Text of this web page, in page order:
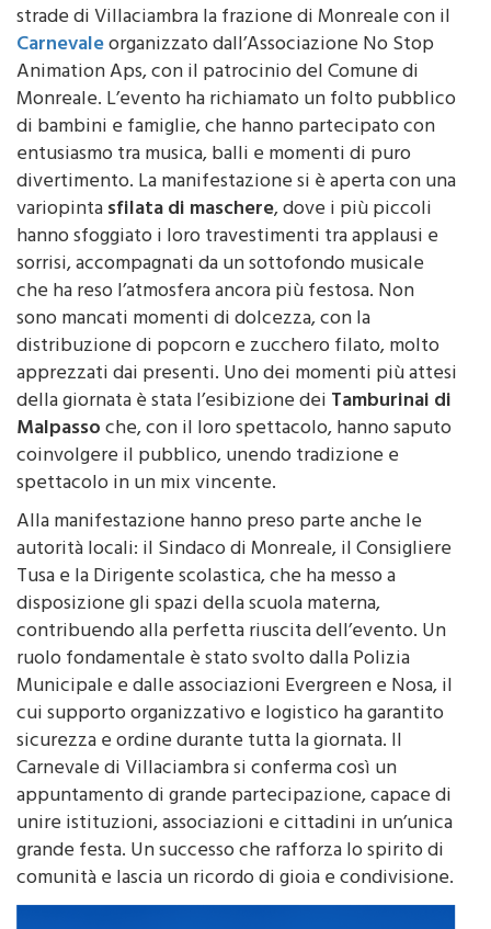
Una giornata all’insegna dell’allegria ha animato le
strade di Villaciambra la frazione di Monreale con il
Carnevaleorganizzato dall’Associazione No Stop
Animation Aps, con il patrocinio del Comune di
Monreale. L’evento ha richiamato un folto pubblico
di bambini e famiglie, che hanno partecipato con
entusiasmo tra musica, balli e momenti di puro
divertimento. La manifestazione si è aperta con una
variopintasfilata di maschere, dove i più piccoli
hanno sfoggiato i loro travestimenti tra applausi e
sorrisi, accompagnati da un sottofondo musicale
che ha reso l’atmosfera ancora più festosa. Non
sono mancati momenti di dolcezza, con la
distribuzione di popcorn e zucchero filato, molto
apprezzati dai presenti. Uno dei momenti più attesi
della giornata è stata l’esibizione deiTamburinai di
Malpassoche, con il loro spettacolo, hanno saputo
coinvolgere il pubblico, unendo tradizione e
spettacolo in un mix vincente.
Alla manifestazione hanno preso parte anche le
autorità locali: il Sindaco di Monreale, il Consigliere
Tusa e la Dirigente scolastica, che ha messo a
disposizione gli spazi della scuola materna,
contribuendo alla perfetta riuscita dell’evento. Un
ruolo fondamentale è stato svolto dalla Polizia
Municipale e dalle associazioni Evergreen e Nosa, il
cui supporto organizzativo e logistico ha garantito
sicurezza e ordine durante tutta la giornata. Il
Carnevale di Villaciambra si conferma così un
appuntamento di grande partecipazione, capace di
unire istituzioni, associazioni e cittadini in un’unica
grande festa. Un successo che rafforza lo spirito di
comunità e lascia un ricordo di gioia e condivisione.